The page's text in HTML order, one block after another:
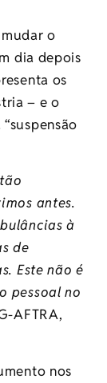
o
dia depois
os
– e o
antes.
à
de
Este não é
pessoal no
AFTRA,
nos